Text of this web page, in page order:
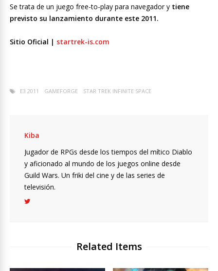
Se trata de un juego free-to-play para navegador y tiene
previsto su lanzamiento durante este 2011.
Sitio Oficial | startrek-is.com
E3 2011 GAMEFORGE STAR TREK INFINITE SPACE
Kiba
Jugador de RPGs desde los tiempos del mítico Diablo
y aficionado al mundo de los juegos online desde
Guild Wars. Un friki del cine y de las series de
televisión.
Related Items